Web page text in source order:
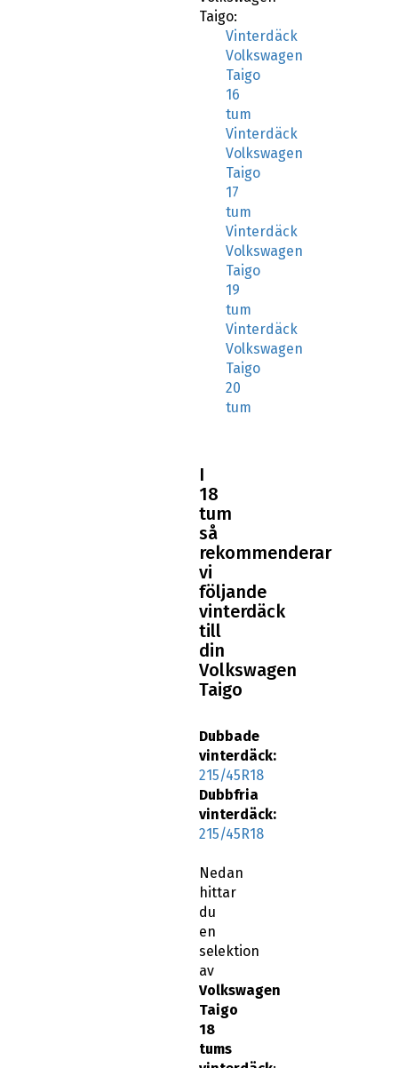
Taigo:
Vinterdäck
Volkswagen
Taigo
16
tum
Vinterdäck
Volkswagen
Taigo
17
tum
Vinterdäck
Volkswagen
Taigo
19
tum
Vinterdäck
Volkswagen
Taigo
20
tum
I
18
tum
så
rekommenderar
vi
följande
vinterdäck
till
din
Volkswagen
Taigo
Dubbade
vinterdäck:
215/45R18
Dubbfria
vinterdäck:
215/45R18
Nedan
hittar
du
en
selektion
av
Volkswagen
Taigo
18
tums